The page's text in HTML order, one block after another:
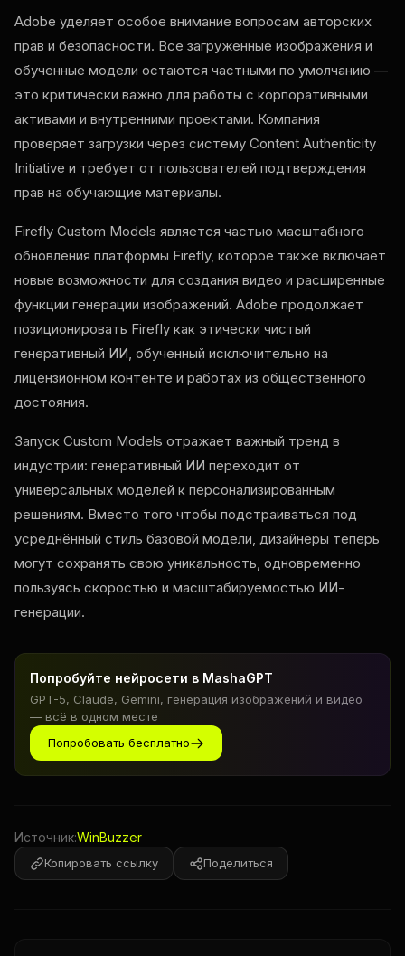
Adobe уделяет особое внимание вопросам авторских
прав и безопасности. Все загруженные изображения и
обученные модели остаются частными по умолчанию —
это критически важно для работы с корпоративными
активами и внутренними проектами. Компания
проверяет загрузки через систему Content Authenticity
Initiative и требует от пользователей подтверждения
прав на обучающие материалы.
Firefly Custom Models является частью масштабного
обновления платформы Firefly, которое также включает
новые возможности для создания видео и расширенные
функции генерации изображений. Adobe продолжает
позиционировать Firefly как этически чистый
генеративный ИИ, обученный исключительно на
лицензионном контенте и работах из общественного
достояния.
Запуск Custom Models отражает важный тренд в
индустрии: генеративный ИИ переходит от
универсальных моделей к персонализированным
решениям. Вместо того чтобы подстраиваться под
усреднённый стиль базовой модели, дизайнеры теперь
могут сохранять свою уникальность, одновременно
пользуясь скоростью и масштабируемостью ИИ-
генерации.
Попробуйте нейросети в MashaGPT
GPT-5, Claude, Gemini, генерация изображений и видео
— всё в одном месте
Попробовать бесплатно
Источник:WinBuzzer
Копировать ссылку Поделиться